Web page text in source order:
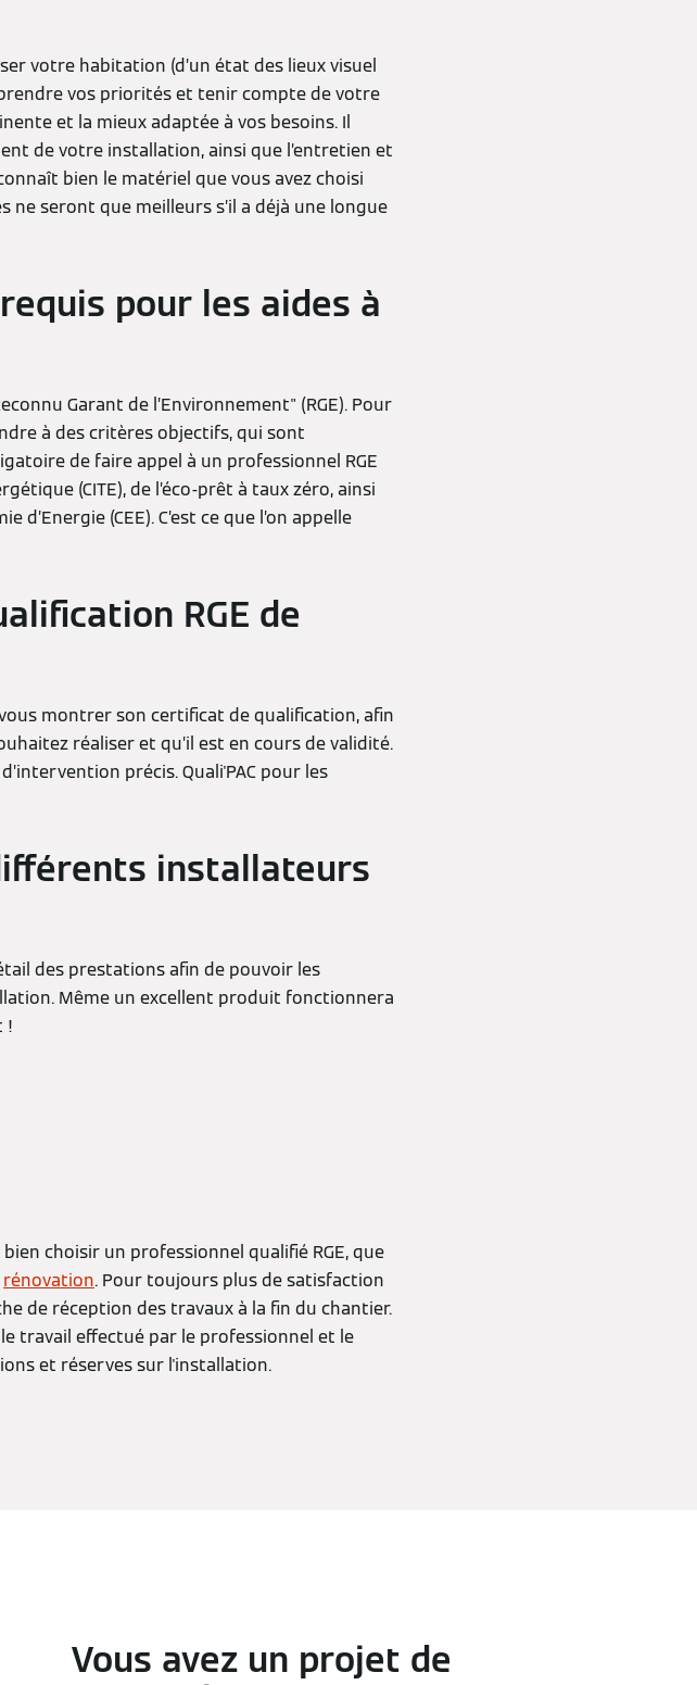
votre habitation (d’un état des lieux visuel
vos priorités et tenir compte de votre
et la mieux adaptée à vos besoins. Il
de votre installation, ainsi que l’entretien et
bien le matériel que vous avez choisi
ne seront que meilleurs s’il a déjà une longue
pour les aides à
Garant de l’Environnement" (RGE). Pour
à des critères objectifs, qui sont
de faire appel à un professionnel RGE
(CITE), de l’éco-prêt à taux zéro, ainsi
(CEE). C’est ce que l’on appelle
RGE de
montrer son certificat de qualification, afin
réaliser et qu’il est en cours de validité.
précis. Quali'PAC pour les
installateurs
des prestations afin de pouvoir les
Même un excellent produit fonctionnera
!
choisir un professionnel qualifié RGE, que
rénovation. Pour toujours plus de satisfaction
de réception des travaux à la fin du chantier.
travail effectué par le professionnel et le
et réserves sur l'installation.
Vous avez un projet de